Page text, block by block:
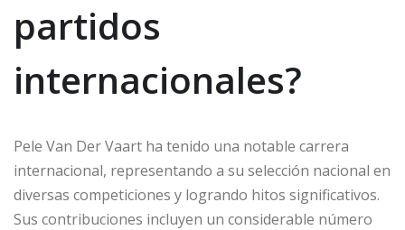
partidos
internacionales?
Pele Van Der Vaart ha tenido una notable carrera
internacional, representando a su selección nacional en
diversas competiciones y logrando hitos significativos.
Sus contribuciones incluyen un considerable número